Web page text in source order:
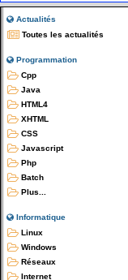
Actualités
Toutes les actualités
Programmation
Cpp
Java
HTML4
XHTML
CSS
Javascript
Php
Batch
Plus...
Informatique
Linux
Windows
Réseaux
Internet